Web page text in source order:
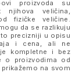
proizvoda su
veličina,
fizičke veličine.
da se razlikuju
precizniji u opisu
i cena, ali ne
kompletne i bez
o proizvodima od
na svom